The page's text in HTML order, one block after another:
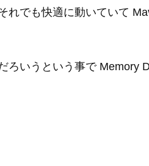
れでも快適に動いていて
ろいうという事で Memory